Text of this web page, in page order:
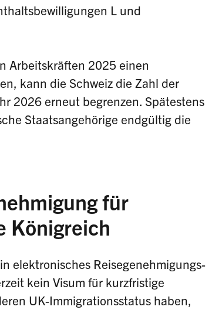
L und
Arbeitskräften 2025 einen
kann die Schweiz die Zahl der
2026 erneut begrenzen. Spätestens
Staatsangehörige endgültig die
für
Königreich
elektronisches Reisegenehmigungs-
kein Visum für kurzfristige
UK-Immigrationsstatus haben,